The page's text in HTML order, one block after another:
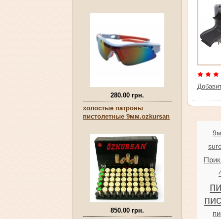
280.00 грн.
холостые патроны
пистолетные 9мм.оzkursan
850.00 грн.